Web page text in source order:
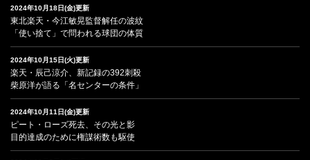
2024年10月18日(金)更新
東北楽天・今江敏晃監督解任の波紋
「使い捨て」で問われる球団の体質
2024年10月15日(火)更新
楽天・辰己涼介、新記録の392刺殺
柴原洋が語る「名センターの条件」
2024年10月11日(金)更新
ピート・ローズ死去、その光と影
目的達成のために権謀術数も駆使